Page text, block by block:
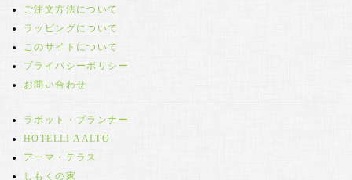
ご注文方法について
ラッピングについて
このサイトについて
プライバシーポリシー
お問い合わせ
ラボット・プランナー
HOTELLI AALTO
アーマ・テラス
しもくの家